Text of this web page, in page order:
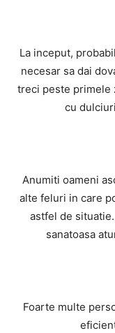
La inceput,
necesar sa dai
treci peste primele
cu
Anumiti oameni
alte feluri in care
astfel de
sanatoasa
Foarte multe